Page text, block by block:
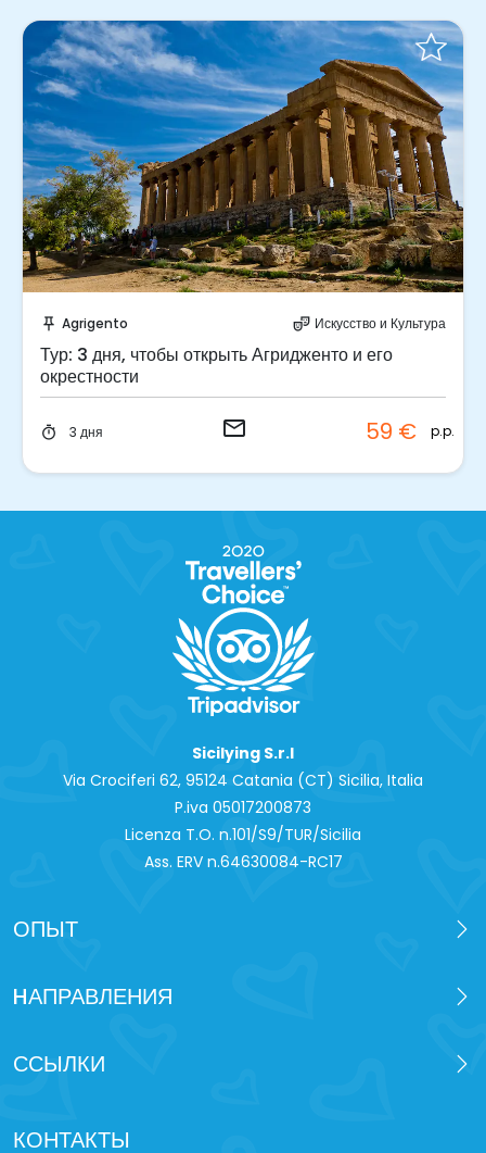
push_pin Agrigento theater_comedy Искусство и Культура
Тур: 3 дня, чтобы открыть Агридженто и его
окрестности
timer 3 дня email 59 € p.p.
Sicilying S.r.l
Via Crociferi 62, 95124 Catania (CT) Sicilia, Italia
P.iva 0‍5017200873
Licenza T.O. n.101/S9/TUR/Sicilia
Ass. ERV n.64630084-RC17
ОПЫТ
HАПРАВЛЕНИЯ
ССЫЛКИ
КОНТАКТЫ